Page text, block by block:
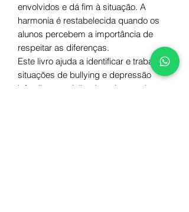
envolvidos e dá fim à situação. A
harmonia é restabelecida quando os
alunos percebem a importância de
respeitar as diferenças.
Este livro ajuda a identificar e trabalhar
situações de bullying e depressão
infantil, tema delicado e de grande